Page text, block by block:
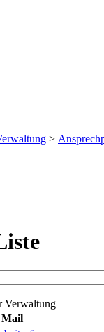
>
Verwaltung
Mail